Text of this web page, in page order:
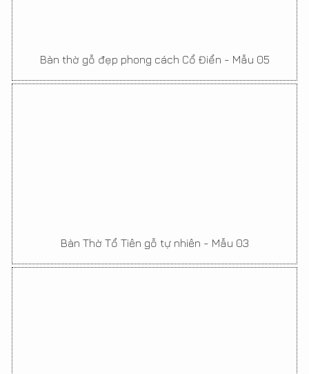
Bàn thờ gỗ đẹp phong cách Cổ Điển - Mẫu 05
Bàn Thờ Tổ Tiên gỗ tự nhiên - Mẫu 03